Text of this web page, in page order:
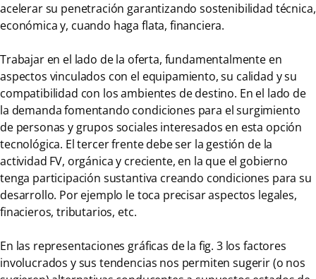
acelerar su penetración garantizando sostenibilidad técnica,
económica y, cuando haga flata, financiera.
Trabajar en el lado de la oferta, fundamentalmente en
aspectos vinculados con el equipamiento, su calidad y su
compatibilidad con los ambientes de destino. En el lado de
la demanda fomentando condiciones para el surgimiento
de personas y grupos sociales interesados en esta opción
tecnológica. El tercer frente debe ser la gestión de la
actividad FV, orgánica y creciente, en la que el gobierno
tenga participación sustantiva creando condiciones para su
desarrollo. Por ejemplo le toca precisar aspectos legales,
finacieros, tributarios, etc.
En las representaciones gráficas de la fig. 3 los factores
involucrados y sus tendencias nos permiten sugerir (o nos